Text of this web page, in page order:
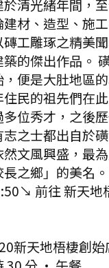
於清光緒年間，
材、造型、施
工雕琢之精美
的傑出作品。
便是大肚地區
民的祖先們在
位秀才，之後
之士都出自於
然文風興盛，最
之鄉」的美名。
↘ 前往 新天地
新天地梧棲創始